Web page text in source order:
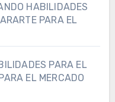
HABILIDADES
PARA EL
PARA EL
EL MERCADO